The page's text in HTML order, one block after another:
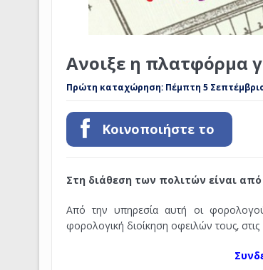
Ανοιξε η πλατφόρμα
Πρώτη καταχώρηση: Πέμπτη 5
Κοινοποιήστε το
Στη διάθεση των πολιτών είναι
Από την υπηρεσία αυτή οι
φορολογική διοίκηση οφειλών τους,